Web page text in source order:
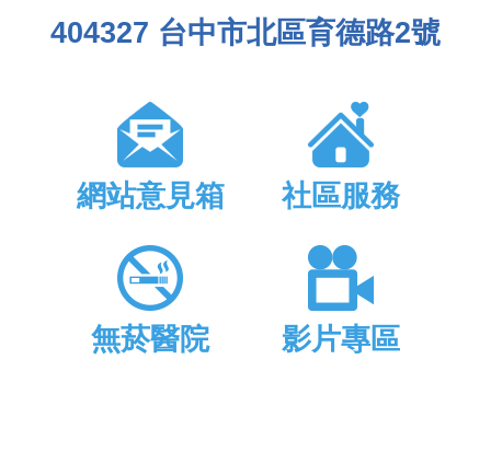
404327 台中市北區育德路2號
網站意見箱 社區服務
無菸醫院 影片專區